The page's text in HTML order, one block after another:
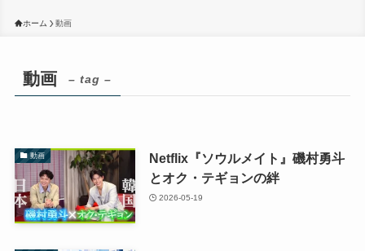
ホーム 動画
動画 – tag –
動画
Netflix『ソウルメイト』磯村勇斗
とオク・テギョンの絆
2026-05-19